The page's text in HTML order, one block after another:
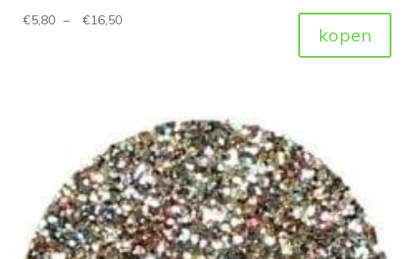
€5,80 – €16,50
kopen